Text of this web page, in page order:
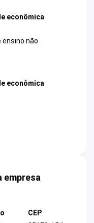
econômica
não
econômica
empresa
CEP